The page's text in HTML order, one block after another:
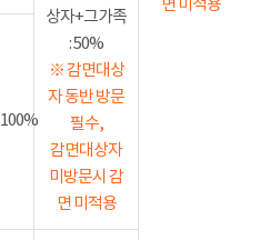
면 미적용
상자+그가족
: 50%
※ 감면대상
자 동반 방문
필수,
감면대상자
미방문시 감
면 미적용
100%